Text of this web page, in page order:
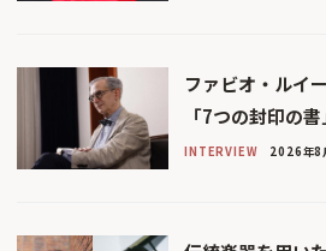
ファビオ・ルイ
「7つの封印の書
INTERVIEW 2026年8